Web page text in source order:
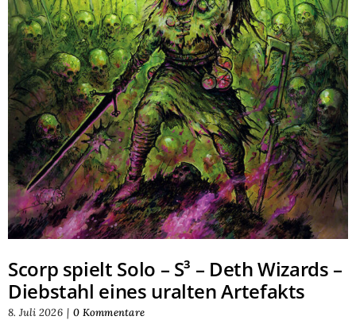
Scorp spielt Solo – S³ – Deth Wizards –
Diebstahl eines uralten Artefakts
8. Juli 2026 | 0 Kommentare